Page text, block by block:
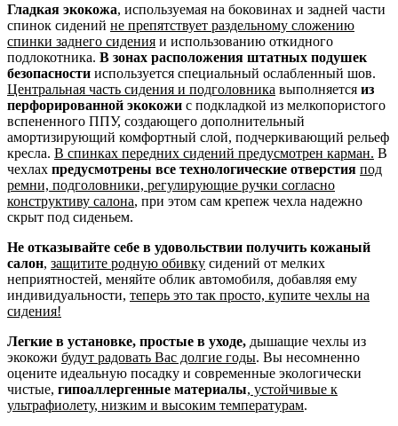
Гладкая экокожа, используемая на боковинах и задней части
спинок сидений не препятствует раздельному сложению
спинки заднего сидения и использованию откидного
подлокотника. В зонах расположения штатных подушек
безопасности используется специальный ослабленный шов.
Центральная часть сидения и подголовника выполняется из
перфорированной экокожи с подкладкой из мелкопористого
вспененного ППУ, создающего дополнительный
амортизирующий комфортный слой, подчеркивающий рельеф
кресла. В спинках передних сидений предусмотрен карман. В
чехлах предусмотрены все технологические отверстия под
ремни, подголовники, регулирующие ручки согласно
конструктиву салона, при этом сам крепеж чехла надежно
скрыт под сиденьем.
Не отказывайте себе в удовольствии получить кожаный
салон, защитите родную обивку сидений от мелких
неприятностей, меняйте облик автомобиля, добавляя ему
индивидуальности, теперь это так просто, купите чехлы на
сидения!
Легкие в установке, простые в уходе, дышащие чехлы из
экокожи будут радовать Вас долгие годы. Вы несомненно
оцените идеальную посадку и современные экологически
чистые, гипоаллергенные материалы, устойчивые к
ультрафиолету, низким и высоким температурам.